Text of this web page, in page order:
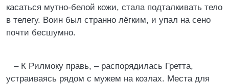
касаться мутно-белой кожи, стала подталкивать тело
в телегу. Воин был странно лёгким, и упал на сено
почти бесшумно.
– К Рилмоку правь, – распорядилась Гретта,
устраиваясь рядом с мужем на козлах. Места для